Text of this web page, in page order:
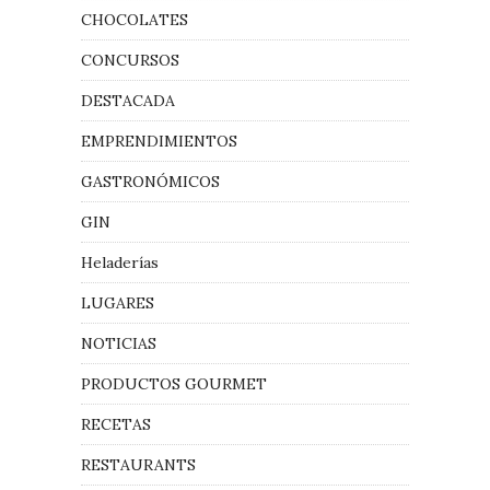
CHOCOLATES
CONCURSOS
DESTACADA
EMPRENDIMIENTOS
GASTRONÓMICOS
GIN
Heladerías
LUGARES
NOTICIAS
PRODUCTOS GOURMET
RECETAS
RESTAURANTS